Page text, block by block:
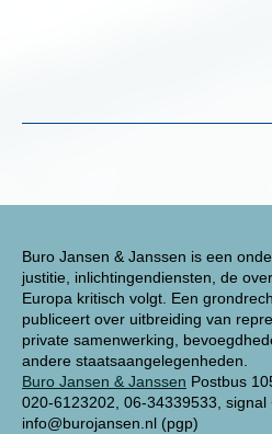
Buro Jansen & Janssen is een
justitie, inlichtingendiensten, de
Europa kritisch volgt. Een
publiceert over uitbreiding van
private samenwerking,
andere staatsaangelegenheden.
Buro Jansen & Janssen Postbus
020-6123202, 06-34339533, signal
info@burojansen.nl (pgp)